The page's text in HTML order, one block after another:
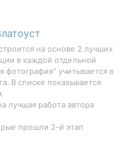
на основе 2 лучших
в каждой отдельной
учитывается в
В списке показывается
лучшая работа автора
прошли 2-й этап